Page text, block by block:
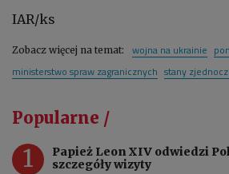
IAR/ks
Zobacz więcej na temat: wojna na ukrainie
ministerstwo spraw zagranicznych stany
Popularne /
1
Papież Leon XIV odwiedzi
szczegóły wizyty